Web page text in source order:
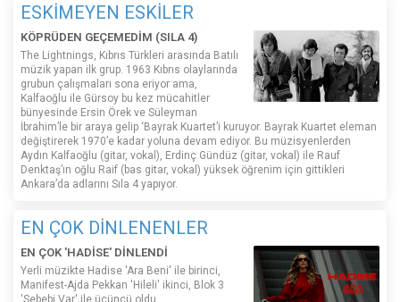
ESKİMEYEN ESKİLER
KÖPRÜDEN GEÇEMEDİM (SILA 4)
The Lightnings, Kıbrıs Türkleri arasında Batılı
müzik yapan ilk grup. 1963 Kıbrıs olaylarında
grubun çalışmaları sona eriyor ama,
Kalfaoğlu ile Gürsoy bu kez mücahitler
bünyesinde Ersin Örek ve Süleyman
İbrahim’le bir araya gelip ‘Bayrak Kuartet’i kuruyor. Bayrak Kuartet eleman
değiştirerek 1970’e kadar yoluna devam ediyor. Bu müzisyenlerden
Aydın Kalfaoğlu (gitar, vokal), Erdinç Gündüz (gitar, vokal) ile Rauf
Denktaş’ın oğlu Raif (bas gitar, vokal) yüksek öğrenim için gittikleri
Ankara’da adlarını Sıla 4 yapıyor.
EN ÇOK DİNLENENLER
EN ÇOK 'HADİSE' DİNLENDİ
Yerli müzikte Hadise 'Ara Beni' ile birinci,
Manifest-Ajda Pekkan 'Hileli' ikinci, Blok 3
'Sebebi Var' ile üçüncü oldu.